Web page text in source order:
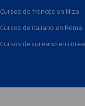
Cursos de francés en Niza
Cursos de italiano en Roma
Cursos de coreano en corea